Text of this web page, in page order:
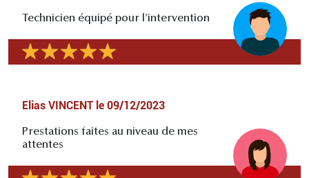
Technicien équipé pour l'intervention
Elias VINCENT le 09/12/2023
Prestations faites au niveau de mes
attentes